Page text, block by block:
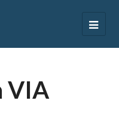
VIA